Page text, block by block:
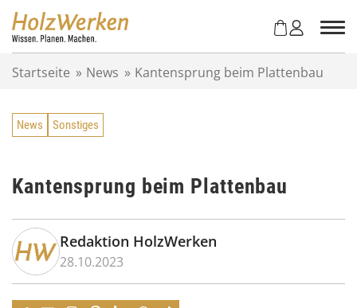
Startseite » News » Kantensprung beim Plattenbau
News Sonstiges
Kantensprung beim Plattenbau
Redaktion HolzWerken
28.10.2023